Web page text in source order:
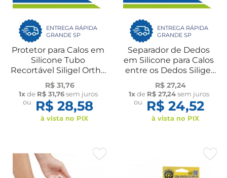
ENTREGA RÁPIDA
GRANDE SP
Protetor para Calos em
Silicone Tubo
Recortável Siligel Ortho
Pauher
R$ 31,76
1xde R$ 31,76sem juros
ou
R$ 28,58
à vista no PIX
ENTREGA RÁPIDA
GRANDE SP
Separador de Dedos
em Silicone para Calos
entre os Dedos Siligel
Par Ortho Pauher
R$ 27,24
1xde R$ 27,24sem juros
ou
R$ 24,52
à vista no PIX